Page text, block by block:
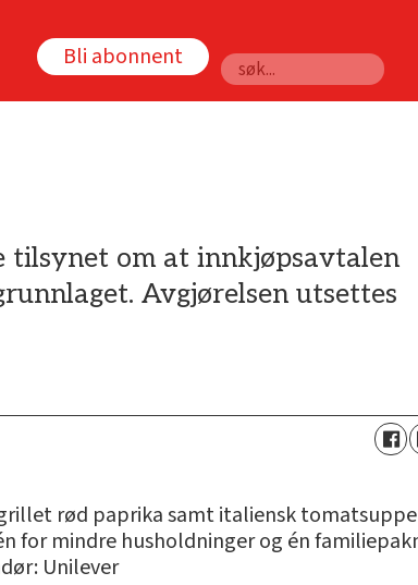
Bli abonnent
Søk
tilsynet om at innkjøpsavtalen
Avgjørelsen utsettes
rød paprika samt italiensk
for mindre husholdninger og én
Unilever